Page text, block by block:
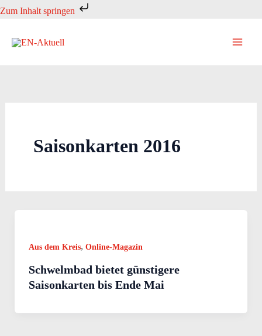
Zum Inhalt springen
Zum
springen
Saisonkarten 2016
Aus dem Kreis, Online-Magazin
Schwelmbad bietet günstigere
Saisonkarten bis Ende Mai